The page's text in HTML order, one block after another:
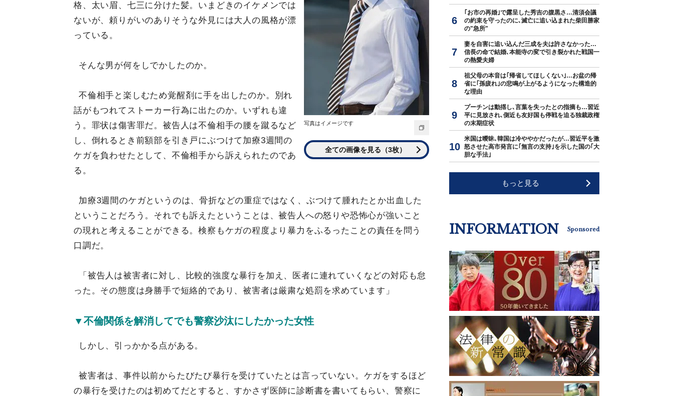
写真はイメージです
全ての画像を見る（3枚）
格、太い眉、七三に分けた髪。いまどきのイケメンでは
ないが、頼りがいのありそうな外見には大人の風格が漂
っている。
そんな男が何をしでかしたのか。
不倫相手と楽しむため覚醒剤に手を出したのか。別れ
話がもつれてストーカー行為に出たのか。いずれも違
う。罪状は傷害罪だ。被告人は不倫相手の腰を蹴るなど
し、倒れるとき前額部を引き戸にぶつけて加療3週間の
ケガを負わせたとして、不倫相手から訴えられたのであ
る。
加療3週間のケガというのは、骨折などの重症ではなく、ぶつけて腫れたとか出血した
ということだろう。それでも訴えたということは、被告人への怒りや恐怖心が強いこと
の現れと考えることができる。検察もケガの程度より暴力をふるったことの責任を問う
口調だ。
「被告人は被害者に対し、比較的強度な暴行を加え、医者に連れていくなどの対応も怠
った。その態度は身勝手で短絡的であり、被害者は厳粛な処罰を求めています」
▼不倫関係を解消してでも警察沙汰にしたかった女性
しかし、引っかかる点がある。
被害者は、事件以前からたびたび暴行を受けていたとは言っていない。ケガをするほど
の暴行を受けたのは初めてだとすると、すかさず医師に診断書を書いてもらい、警察に
｢お市の再婚｣で露呈した秀吉の腹黒さ…清須会議
の約束を守ったのに､滅亡に追い込まれた柴田勝家
の"急所"
妻を自害に追い込んだ三成を夫は許さなかった…
信長の命で結婚､本能寺の変で引き裂かれた戦国一
の熱愛夫婦
祖父母の本音は｢帰省してほしくない｣…お盆の帰
省に｢孫疲れ｣の悲鳴が上がるようになった構造的
な理由
プーチンは動揺し､言葉を失ったとの指摘も…習近
平に見放され､側近も友好国も停戦を迫る独裁政権
の末期症状
米国は曖昧､韓国は冷ややかだったが…習近平を激
怒させた高市発言に｢無言の支持｣を示した国の｢大
胆な手法｣
もっと見る
INFORMATION Sponsored